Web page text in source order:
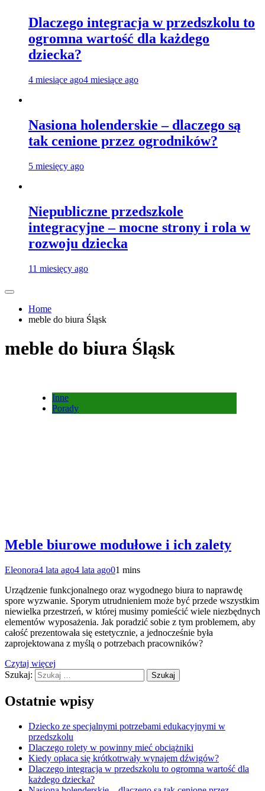
Dlaczego integracja w przedszkolu to
ogromna wartość dla każdego
dziecka?
4 miesiące ago4 miesiące ago
Nasiona holenderskie – dlaczego są
tak cenione przez ogrodników?
5 miesięcy ago
Niepubliczne przedszkole
integracyjne – mocne strony i rola w
rozwoju dziecka
11 miesięcy ago
Home
meble do biura Śląsk
meble do biura Śląsk
Inne
Porady
Meble biurowe modułowe i ich zalety
Eleonora4 lata ago4 lata ago01 mins
Urządzenie funkcjonalnego oraz wygodnego biura to naprawdę
spore wyzwanie. Sporym utrudnieniem może być przede wszystkim
niewielka przestrzeń, w której musimy pomieścić wiele niezbędnych
elementów wyposażenia. Jak poradzić sobie z tym problemem, aby
całość prezentowała się estetycznie, a jednocześnie była
zaprojektowana z myślą o potrzebach pracowników?
Czytaj więcej
Szukaj:
Ostatnie wpisy
Dziecko ze specjalnymi potrzebami edukacyjnymi w
przedszkolu
Dlaczego rolety w powinny mieć obciążniki
Kiedy opłaca się krótkotrwały wynajem dźwigów?
Dlaczego integracja w przedszkolu to ogromna wartość dla
każdego dziecka?